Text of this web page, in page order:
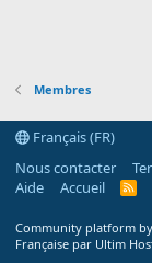
Membres
Français (FR)
Nous contacter
Aide
Accueil
R
Community platform
Française par Ultim